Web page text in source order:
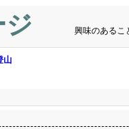
興味のあるこ
山